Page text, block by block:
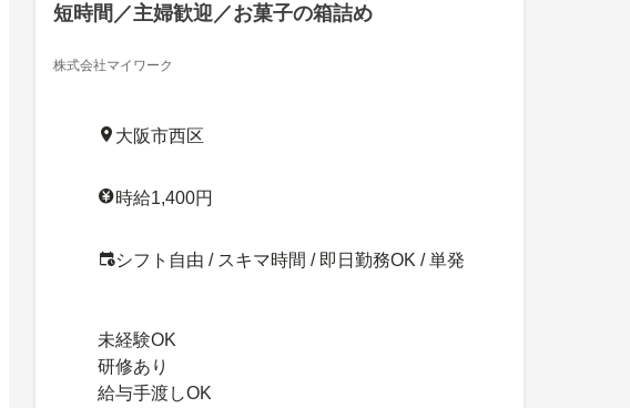
短時間／主婦歓迎／お菓子の箱詰め
株式会社マイワーク
大阪市西区
時給1,400円
シフト自由 / スキマ時間 / 即日勤務OK / 単発
未経験OK
研修あり
給与手渡しOK